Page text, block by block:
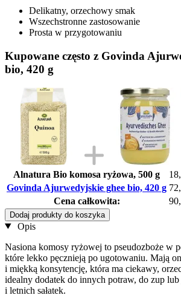
Delikatny, orzechowy smak
Wszechstronne zastosowanie
Prosta w przygotowaniu
Kupowane często z Govinda
bio, 420 g
Alnatura Bio komosa ryżowa, 500 g
Govinda Ajurwedyjskie ghee bio, 420 g
Cena całkowita:
Dodaj produkty do koszyka
Opis
Nasiona komosy ryżowej to pseudozboże w
które lekko pęcznieją po ugotowaniu. Mają
i miękką konsytencję, która ma ciekawy,
idealny dodatek do innych potraw, do zup
i letnich sałatek.